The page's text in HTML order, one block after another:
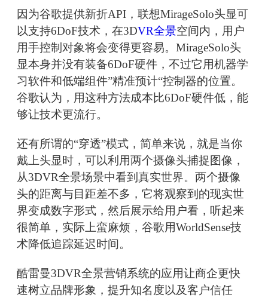
因为谷歌提供新折API，联想MirageSolo头显可
以支持6DoF技术，在3DVR全景空间内，用户
用手控制对象将会变得更容易。MirageSolo头
显本身并没有装备6DoF硬件，不过它用机器学
习软件和低端组件”精准预计“控制器的位置。
谷歌认为，用这种方法成本比6DoF硬件低，能
够让技术更流行。
还有所谓的“穿透”模式，简单来说，就是当你
戴上头显时，可以利用两个摄像头捕捉图像，
从3DVR全景场景中看到真实世界。两个摄像
头的距离与目距差不多，它将观察到的现实世
界变成数字形式，然后展示给用户看，听起来
很简单，实际上蛮麻烦，谷歌用WorldSense技
术降低追踪延迟时间。
酷雷曼3DVR全景营销系统的应用让商企更快
速树立品牌形象，提升知名度以及客户信任